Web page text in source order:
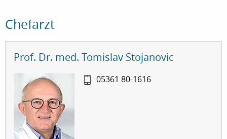
Chefarzt
Prof. Dr. med. Tomislav Stojanovic
05361 80-1616